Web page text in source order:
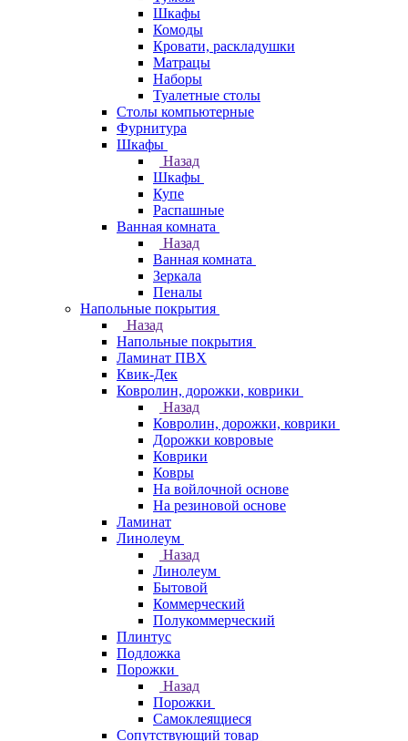
Шкафы
Комоды
Кровати, раскладушки
Матрацы
Наборы
Туалетные столы
Столы компьютерные
Фурнитура
Шкафы
Назад
Шкафы
Купе
Распашные
Ванная комната
Назад
Ванная комната
Зеркала
Пеналы
Напольные покрытия
Назад
Напольные покрытия
Ламинат ПВХ
Квик-Дек
Ковролин, дорожки, коврики
Назад
Ковролин, дорожки, коврики
Дорожки ковровые
Коврики
Ковры
На войлочной основе
На резиновой основе
Ламинат
Линолеум
Назад
Линолеум
Бытовой
Коммерческий
Полукоммерческий
Плинтус
Подложка
Порожки
Назад
Порожки
Самоклеящиеся
Сопутствующий товар